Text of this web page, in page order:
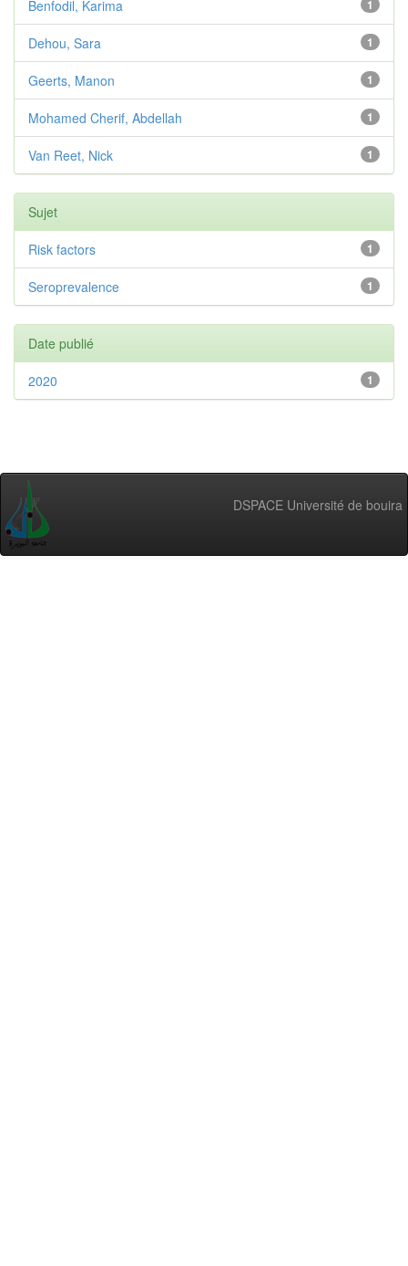
1
Benfodil, Karima
1
Dehou, Sara
1
Geerts, Manon
1
Mohamed Cherif, Abdellah
1
Van Reet, Nick
Sujet
1
Risk factors
1
Seroprevalence
Date publié
1
2020
DSPACE Université de bouira